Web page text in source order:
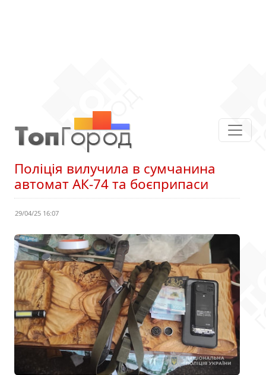
Поліція вилучила в сумчанина
автомат АК-74 та боєприпаси
29/04/25 16:07